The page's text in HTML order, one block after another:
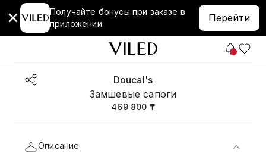
Получайте бонусы при заказе в
приложении
Перейти
Doucal's
Замшевые сапоги
469 800 ₸
Описание